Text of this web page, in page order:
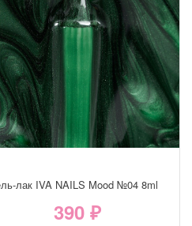
лак IVA NAILS Mood №04 8ml
390 ₽